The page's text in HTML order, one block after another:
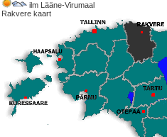
ilm Lääne-Virumaal
Rakvere kaart